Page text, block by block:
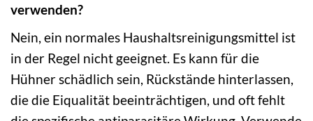
verwenden?
Nein, ein normales Haushaltsreinigungsmittel ist
in der Regel nicht geeignet. Es kann für die
Hühner schädlich sein, Rückstände hinterlassen,
die die Eiqualität beeinträchtigen, und oft fehlt